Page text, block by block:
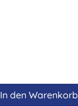
In den Warenkorb